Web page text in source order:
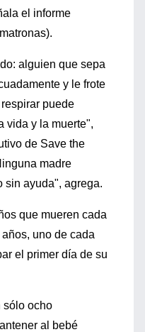
el informe
alguien que sepa
y le frote
puede
vida y la muerte",
de Save the
madre
sin ayuda", agrega.
que mueren cada
uno de cada
el primer día de su
sólo ocho
al bebé